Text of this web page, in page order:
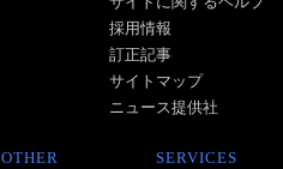
採用情報
訂正記事
サイトマップ
ニュース提供社
OTHER SERVICES